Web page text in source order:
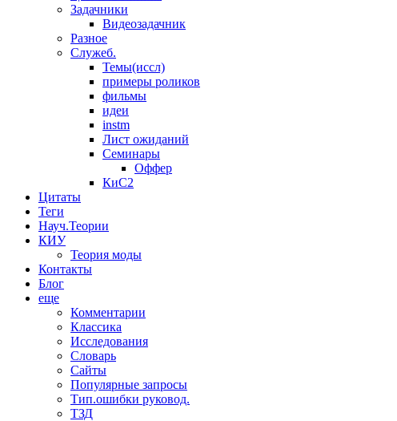
Задачники
Видеозадачник
Разное
Служеб.
Темы(иссл)
примеры роликов
фильмы
идеи
instm
Лист ожиданий
Семинары
Оффер
КиС2
Цитаты
Теги
Науч.Теории
КИУ
Теория моды
Контакты
Блог
еще
Комментарии
Классика
Исследования
Словарь
Сайты
Популярные запросы
Тип.ошибки руковод.
ТЗД